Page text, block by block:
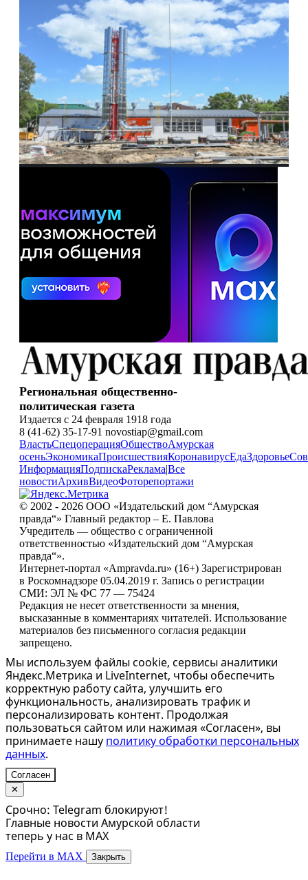
Региональная общественно-
политическая газета
Издается с 24 февраля 1918 года
8 (41-62) 35-17-91 novostiap@gmail.com
ВластьСпецоперацияОбществоАмурская
осеньЭкономикаПроисшествияКоронавирусЕдаЗдоровье
ИнформацияПодпискаРеклама|Все
новостиАрхивВидеоФоторепортажи
© 2002 - 2026 ООО «Издательский дом “Амурская
правда“» Главный редактор – Е. Павлова
Учредитель — общество с ограниченной
ответственностью «Издательский дом “Амурская
правда“».
Интернет-портал «Ampravda.ru» (16+) Зарегистрирован
в Роскомнадзоре 05.04.2019 г. Запись о регистрации
СМИ: ЭЛ № ФС 77 — 75424
Редакция не несет ответственности за мнения,
высказанные в комментариях читателей. Использование
материалов без письменного согласия редакции
запрещено.
Мы используем файлы cookie, сервисы аналитики
Яндекс.Метрика и LiveInternet, чтобы обеспечить
корректную работу сайта, улучшить его
функциональность, анализировать трафик и
персонализировать контент. Продолжая
пользоваться сайтом или нажимая «Согласен», вы
принимаете нашу политику обработки персональных
данных.
Согласен
✕
Срочно: Telegram блокируют!
Главные новости Амурской области
теперь у нас в MAX
Перейти в MAX Закрыть